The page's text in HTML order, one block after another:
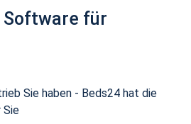
Software für
Sie haben - Beds24 hat die
Sie